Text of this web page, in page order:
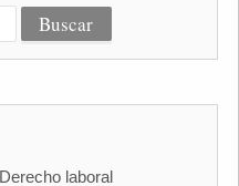
Derecho laboral